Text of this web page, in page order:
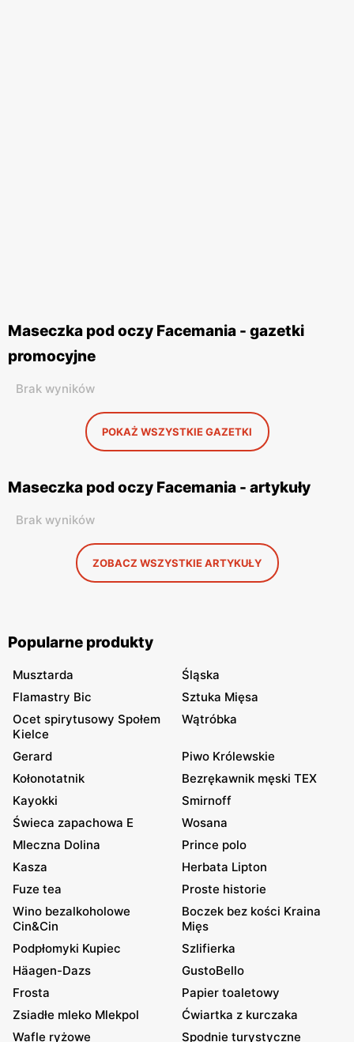
Maseczka pod oczy Facemania - gazetki
promocyjne
Brak wyników
POKAŻ WSZYSTKIE GAZETKI
Maseczka pod oczy Facemania - artykuły
Brak wyników
ZOBACZ WSZYSTKIE ARTYKUŁY
Popularne produkty
Musztarda
Śląska
Flamastry Bic
Sztuka Mięsa
Ocet spirytusowy Społem
Kielce
Wątróbka
Gerard
Piwo Królewskie
Kołonotatnik
Bezrękawnik męski TEX
Kayokki
Smirnoff
Świeca zapachowa E
Wosana
Mleczna Dolina
Prince polo
Kasza
Herbata Lipton
Fuze tea
Proste historie
Wino bezalkoholowe
Cin&Cin
Boczek bez kości Kraina
Mięs
Podpłomyki Kupiec
Szlifierka
Häagen-Dazs
GustoBello
Frosta
Papier toaletowy
Zsiadłe mleko Mlekpol
Ćwiartka z kurczaka
Wafle ryżowe
Spodnie turystyczne